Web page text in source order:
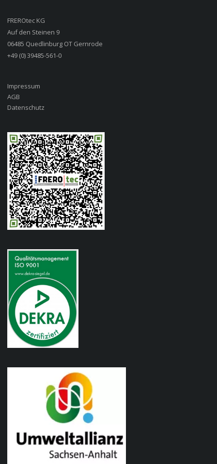
FREROtec KG
Auf den Steinen 9
06485 Quedlinburg OT Gernrode
+49 (0) 39485-561-0
Impressum
AGB
Datenschutz